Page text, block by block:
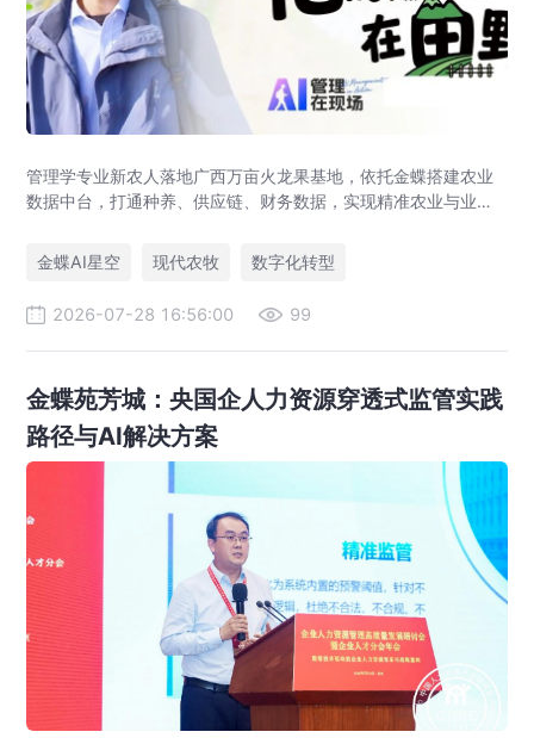
管理学专业新农人落地广西万亩火龙果基地，依托金蝶搭建农业
数据中台，打通种养、供应链、财务数据，实现精准农业与业财
金蝶AI星空
现代农牧 数字化转型
2026-07-28 16:56:00 99
金蝶苑芳城：央国企人力资源穿透式监管实践
路径与AI解决方案